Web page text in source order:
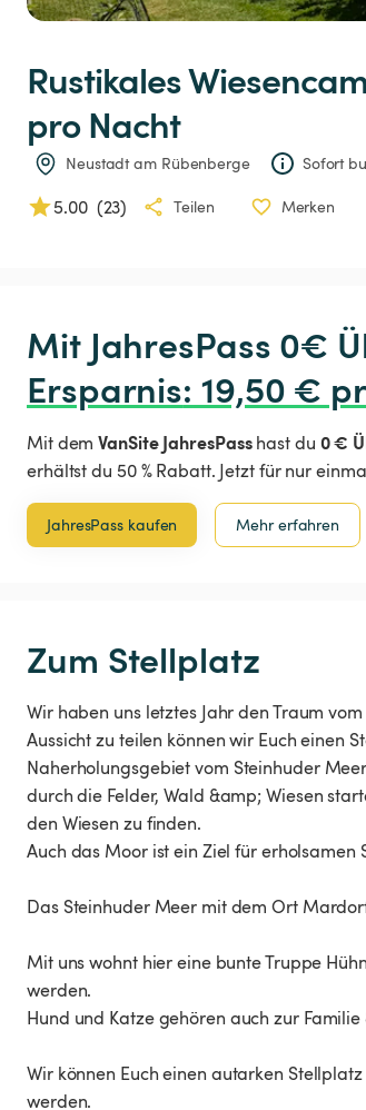
Rustikales
pro Nacht
Neustadt am Rübenberge Sofort
5.00 (23) Teilen Merken
Ersparnis: 19,50 €
Mit demVanSite JahresPasshast du 0 €
erhältst du 50 % Rabatt. Jetzt für nur
JahresPass kaufen Mehr erfahren
Zum Stellplatz
Wir haben uns letztes Jahr den Traum
Aussicht zu teilen können wir Euch einen
Naherholungsgebiet vom Steinhuder
durch die Felder, Wald &amp; Wiesen
den Wiesen zu finden.
Auch das Moor ist ein Ziel für erholsamen
Das Steinhuder Meer mit dem Ort
Mit uns wohnt hier eine bunte Truppe
werden.
Hund und Katze gehören auch zur
Wir können Euch einen autarken
werden.